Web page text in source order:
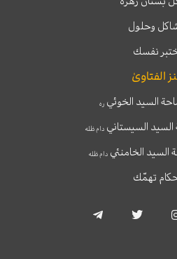
وحلول
نفسك
الفتاوىٰ
السيد الخوئيره
السيستانيدام ظله
السيد الخامنئي دام ظله
تهمّك
s
i
l